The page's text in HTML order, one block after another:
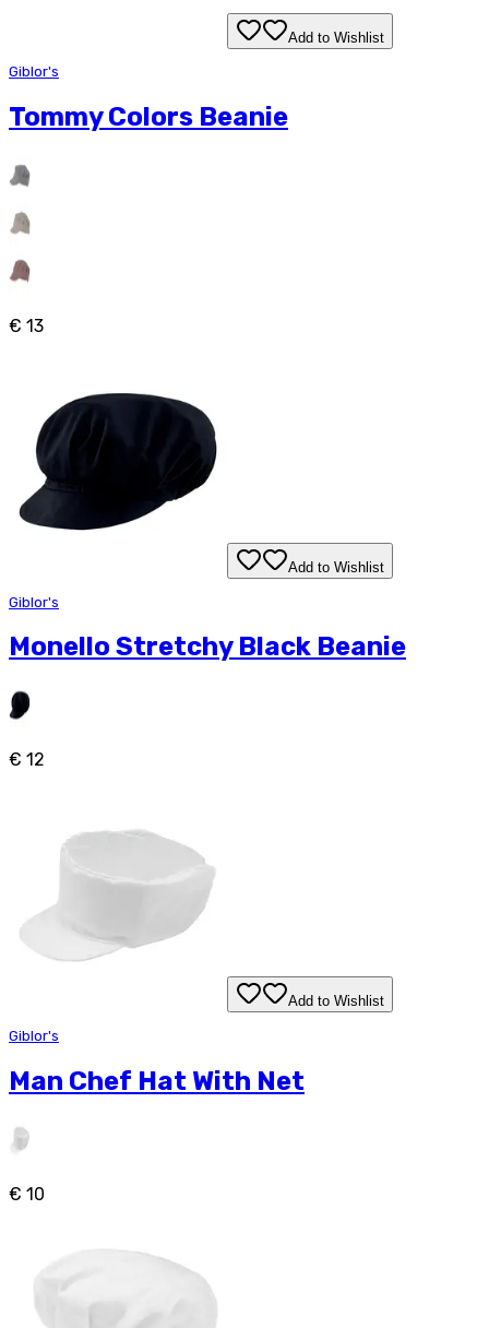
Add to Wishlist
Giblor's
Tommy Colors Beanie
€ 13
Add to Wishlist
Giblor's
Monello Stretchy Black Beanie
€ 12
Add to Wishlist
Giblor's
Man Chef Hat With Net
€ 10